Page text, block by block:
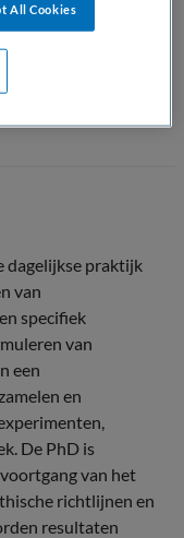
van
Terug naar boven
dagelijkse praktijk
van
specifiek
van
een
en
De PhD is
van het
richtlijnen en
resultaten
All Cookies